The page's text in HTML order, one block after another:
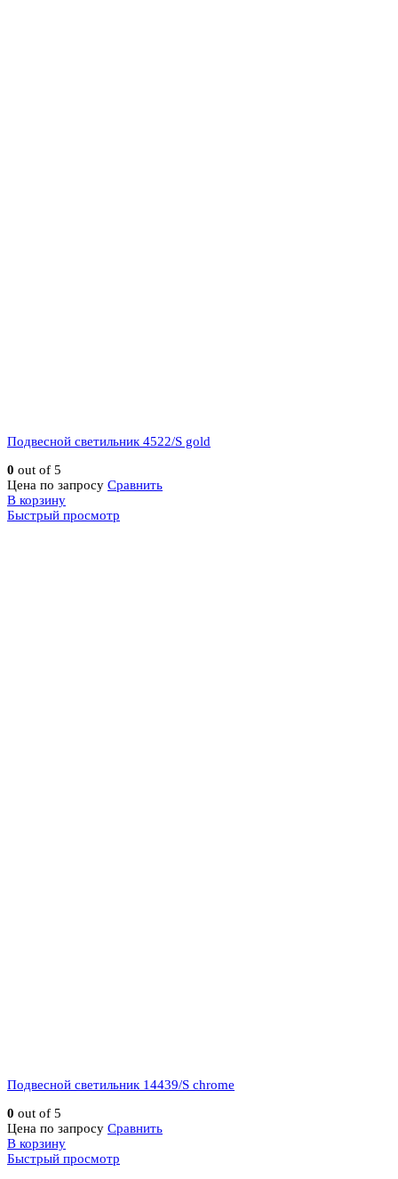
Подвесной светильник 4522/S gold
0 out of 5
Цена по запросу Сравнить
В корзину
Быстрый просмотр
Подвесной светильник 14439/S chrome
0 out of 5
Цена по запросу Сравнить
В корзину
Быстрый просмотр